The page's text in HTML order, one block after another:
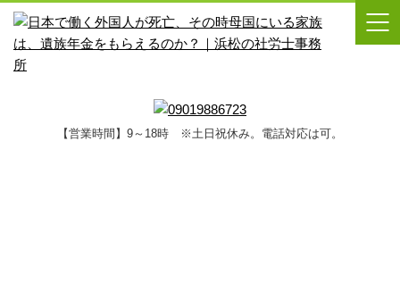
【営業時間】9～18時 ※土日祝休み。電話対応は可。